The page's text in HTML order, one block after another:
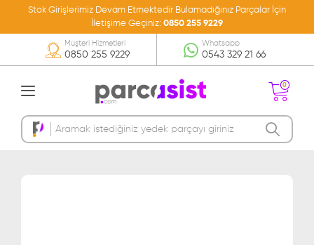
Stok Girişlerimiz Devam Etmektedir Bulamadığınız Parçalar İçin
İletişime Geçiniz: 0850 255 9229
0850 255 9229
Müşteri Hizmetleri
0543 329 21 66
Whatsapp
0
Sepetinizde Ürün